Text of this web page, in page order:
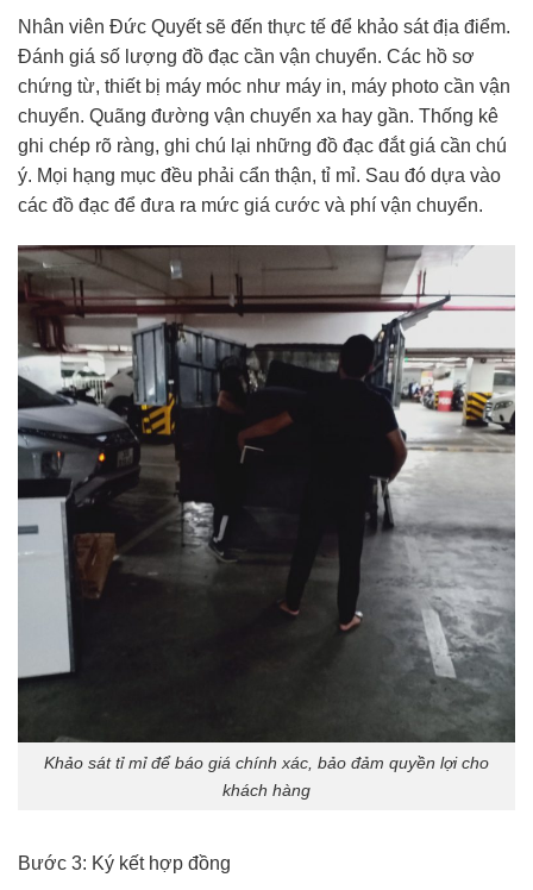
Nhân viên Đức Quyết sẽ đến thực tế để khảo sát địa điểm.
Đánh giá số lượng đồ đạc cần vận chuyển. Các hồ sơ
chứng từ, thiết bị máy móc như máy in, máy photo cần vận
chuyển. Quãng đường vận chuyển xa hay gần. Thống kê
ghi chép rõ ràng, ghi chú lại những đồ đạc đắt giá cần chú
ý. Mọi hạng mục đều phải cẩn thận, tỉ mỉ. Sau đó dựa vào
các đồ đạc để đưa ra mức giá cước và phí vận chuyển.
Khảo sát tỉ mỉ để báo giá chính xác, bảo đảm quyền lợi cho
khách hàng
Bước 3: Ký kết hợp đồng